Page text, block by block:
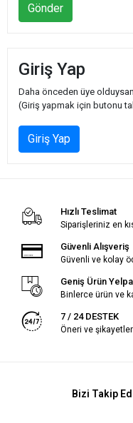
Gönder
Giriş Yap
Daha önceden üye
(Giriş yapmak için butonu
Giriş Yap
Hızlı Teslimat
Siparişleriniz en
Güvenli Alışveriş
Güvenli ve kolay
Geniş Ürün
Binlerce ürün ve
7 / 24 DESTEK
Öneri ve
Bizi Takip